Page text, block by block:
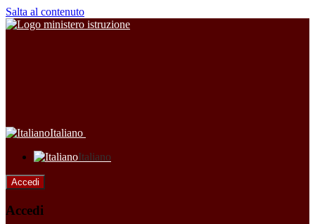
Salta al contenuto
Italiano
Italiano
Accedi
Accedi